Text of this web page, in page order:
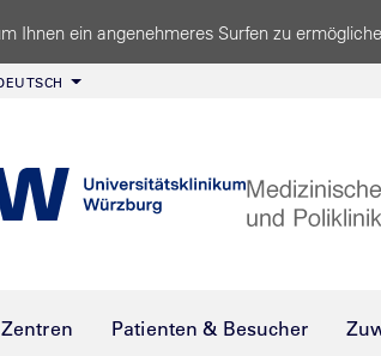
Ihnen ein angenehmeres Surfen zu
Patienten & Besucher